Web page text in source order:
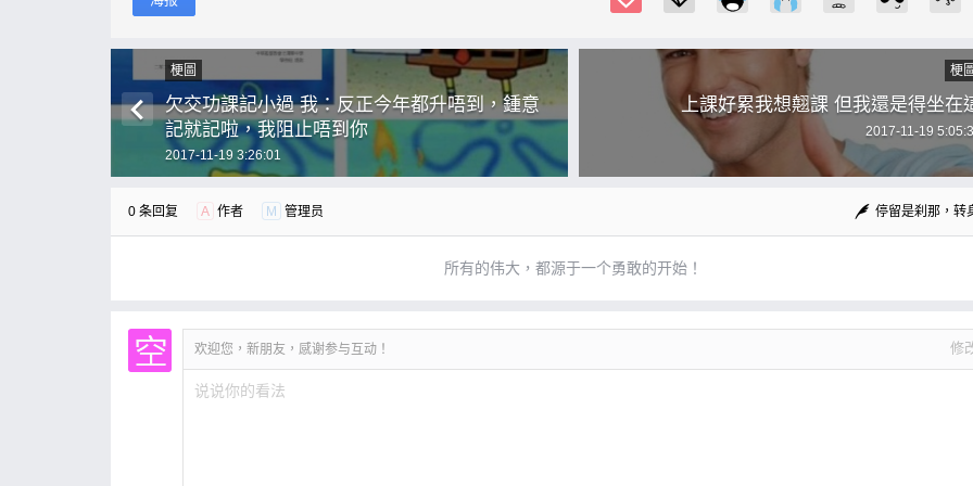
梗圖
欠交功課記小過 我：反正今年都升唔到，鍾意
記就記啦，我阻止唔到你
2017-11-19 3:26:01
梗
上課好累我想翹課 但我還是得坐在
2017-11-19
0 条回复 A 作者 M 管理员 停留是刹那，转
所有的伟大，都源于一个勇敢的开始！
欢迎您，新朋友，感谢参与互动！ 修